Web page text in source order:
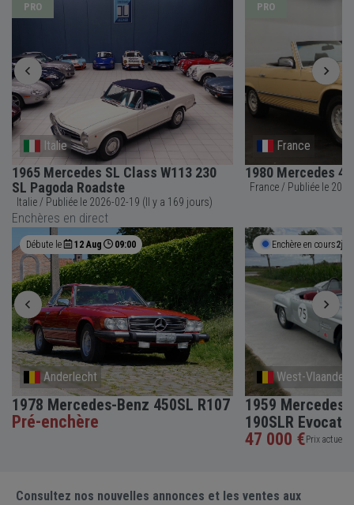
PRO
Italie
1965 Mercedes SL Class W113 230
SL Pagoda Roadste
Italie / Publiée le 2026-02-19 (Il y a 169 jours)
PRO
France
1980 Mercedes
France /
Enchères en direct
Débute le 12 Aug 09:00
Anderlecht
1978 Mercedes-Benz 450SL R107
Pré-enchère
Enchère en cours2j
West-
1959 Mercedes-
190SLR
47 000 € Prix actuel •
Consultez nos nouvelles annonces et les ventes aux